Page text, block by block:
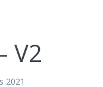
V2
2021